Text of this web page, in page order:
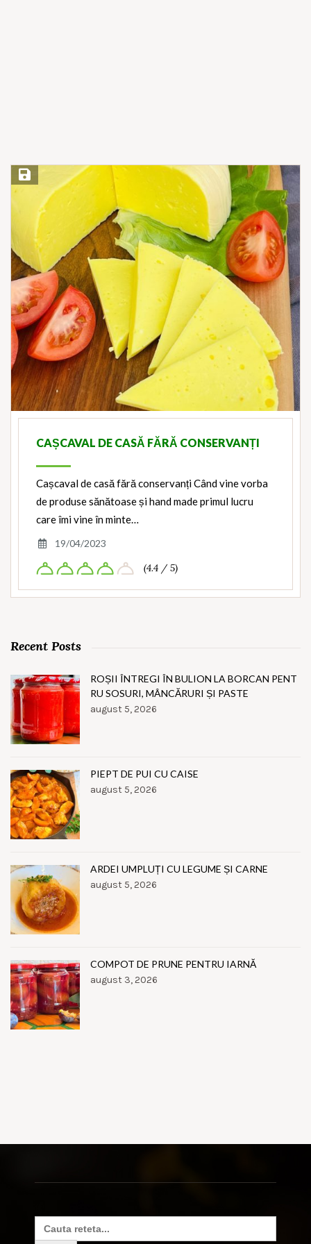
Save Recipe
CAȘCAVAL DE CASĂ FĂRĂ CONSERVANȚI
Cașcaval de casă fără conservanți Când vine vorba
de produse sănătoase și hand made primul lucru
care îmi vine în minte…
19/04/2023
(4.4 / 5)
Recent Posts
ROȘII ÎNTREGI ÎN BULION LA BORCAN PENT
RU SOSURI, MÂNCĂRURI ȘI PASTE
august 5, 2026
PIEPT DE PUI CU CAISE
august 5, 2026
ARDEI UMPLUȚI CU LEGUME ȘI CARNE
august 5, 2026
COMPOT DE PRUNE PENTRU IARNĂ
august 3, 2026
Search
for: